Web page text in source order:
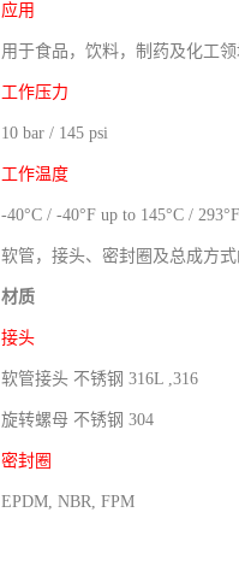
应用
用于食品，饮料，制药及化工领
工作压力
10 bar / 145 psi
工作温度
-40°C / -40°F up to 145°C / 293°F
软管，接头、密封圈及总成方
材质
接头
软管接头 不锈钢 316L ,316
旋转螺母 不锈钢 304
密封圈
EPDM, NBR, FPM